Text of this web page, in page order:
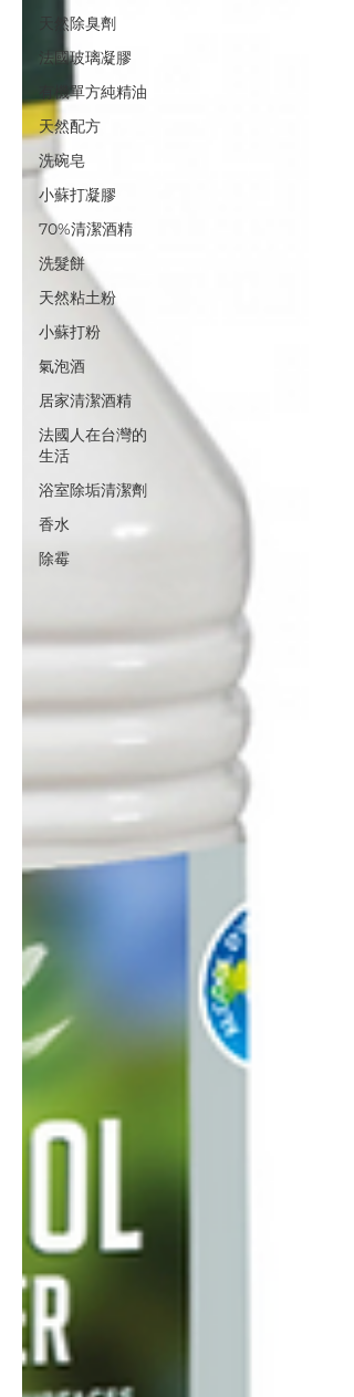
天然除臭劑
法國玻璃凝膠
有機單方純精油
天然配方
洗碗皂
小蘇打凝膠
70%清潔酒精
洗髮餅
天然粘土粉
小蘇打粉
氣泡酒
居家清潔酒精
法國人在台灣的
生活
浴室除垢清潔劑
香水
除霉